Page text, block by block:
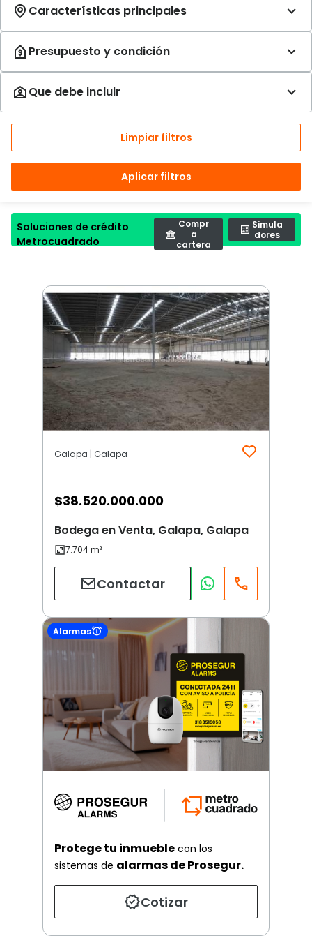
Limpiar filtros
Aplicar filtros
Soluciones de crédito
Metrocuadrado
Compr
a
cartera
Simula
dores
Galapa | Galapa
$38.520.000.000
Bodega en Venta, Galapa, Galapa
Contactar
Alarmas
Protege tu inmueble con los
sistemas de alarmas de Prosegur.
Cotizar